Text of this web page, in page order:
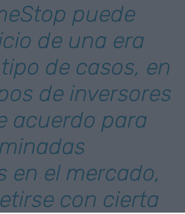
puede
de una era
de casos, en
de inversores
acuerdo para
en el mercado,
con cierta